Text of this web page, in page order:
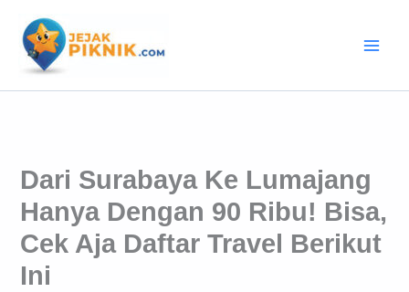
konten
Dari Surabaya Ke Lumajang
Hanya Dengan 90 Ribu! Bisa,
Cek Aja Daftar Travel Berikut
Ini